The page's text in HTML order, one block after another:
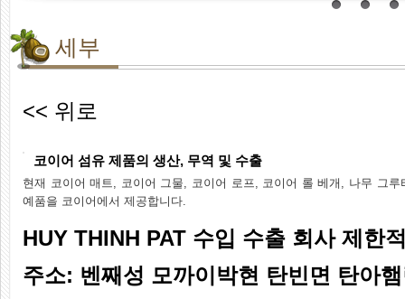
세부
<< 위로
코이어 섬유 제품의 생산, 무역 및 수출
현재 코이어 매트, 코이어 그물, 코이어 로프, 코이어 롤 베개, 나무 그
예품을 코이어에서 제공합니다.
HUY THINH PAT 수입 수출 회사 제한
주소: 벤째성 모까이박현 탄빈면 탄아